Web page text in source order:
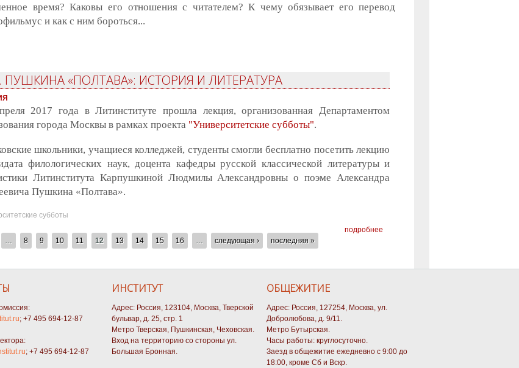
время? Каковы его отношения с читателем? К чему обязывает его перевод
и как с ним бороться...
«ПОЛТАВА»: ИСТОРИЯ И ЛИТЕРАТУРА
2017 года в Литинституте прошла лекция, организованная Департаментом
города Москвы в рамках проекта "Университетские субботы".
школьники, учащиеся колледжей, студенты смогли бесплатно посетить лекцию
филологических наук, доцента кафедры русской классической литературы и
Литинститута Карпушкиной Людмилы Александровны о поэме Александра
Пушкина «Полтава».
субботы
подробнее
… 8 9 10 11 12 13 14 15 16 … следующая › последняя »
; +7 495 694-12-87
; +7 495 694-12-87
ИНСТИТУТ
Адрес: Россия, 123104, Москва, Тверской
бульвар, д. 25, стр. 1
Метро Тверская, Пушкинская, Чеховская.
Вход на территорию со стороны ул.
Большая Бронная.
ОБЩЕЖИТИЕ
Адрес: Россия, 127254, Москва, ул.
Добролюбова, д. 9/11.
Метро Бутырская.
Часы работы: круглосуточно.
Заезд в общежитие ежедневно с 9:00 до
18:00, кроме Сб и Вскр.